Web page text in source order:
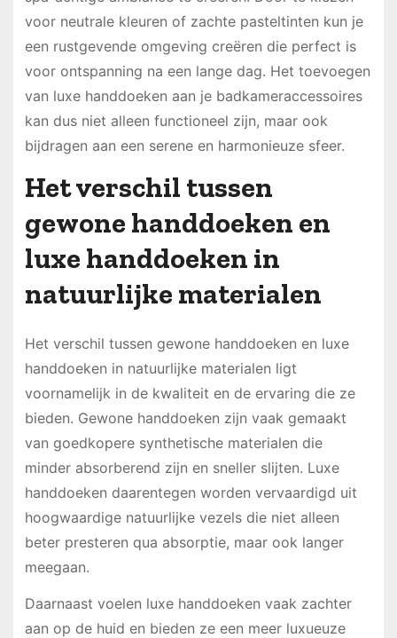
voor neutrale kleuren of zachte pasteltinten kun je
een rustgevende omgeving creëren die perfect is
voor ontspanning na een lange dag. Het toevoegen
van luxe handdoeken aan je badkameraccessoires
kan dus niet alleen functioneel zijn, maar ook
bijdragen aan een serene en harmonieuze sfeer.
Het verschil tussen
gewone handdoeken en
luxe handdoeken in
natuurlijke materialen
Het verschil tussen gewone handdoeken en luxe
handdoeken in natuurlijke materialen ligt
voornamelijk in de kwaliteit en de ervaring die ze
bieden. Gewone handdoeken zijn vaak gemaakt
van goedkopere synthetische materialen die
minder absorberend zijn en sneller slijten. Luxe
handdoeken daarentegen worden vervaardigd uit
hoogwaardige natuurlijke vezels die niet alleen
beter presteren qua absorptie, maar ook langer
meegaan.
Daarnaast voelen luxe handdoeken vaak zachter
aan op de huid en bieden ze een meer luxueuze